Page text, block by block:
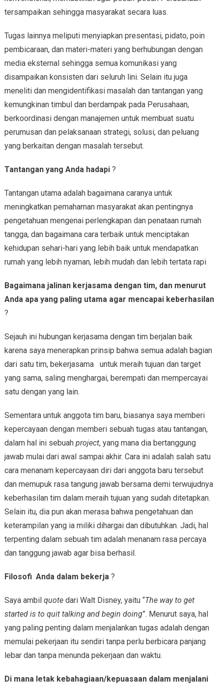
tersampaikan sehingga masyarakat secara luas.
Tugas lainnya meliputi menyiapkan presentasi, pidato, poin
pembicaraan, dan materi-materi yang berhubungan dengan
media eksternal sehingga semua komunikasi yang
disampaikan konsisten dari seluruh lini. Selain itu juga
meneliti dan mengidentifikasi masalah dan tantangan yang
kemungkinan timbul dan berdampak pada Perusahaan,
berkoordinasi dengan manajemen untuk membuat suatu
perumusan dan pelaksanaan strategi, solusi, dan peluang
yang berkaitan dengan masalah tersebut.
Tantangan yang Anda hadapi ?
Tantangan utama adalah bagaimana caranya untuk
meningkatkan pemahaman masyarakat akan pentingnya
pengetahuan mengenai perlengkapan dan penataan rumah
tangga, dan bagaimana cara terbaik untuk menciptakan
kehidupan sehari-hari yang lebih baik untuk mendapatkan
rumah yang lebih nyaman, lebih mudah dan lebih tertata rapi
Bagaimana jalinan kerjasama dengan tim, dan menurut
Anda apa yang paling utama agar mencapai keberhasilan
?
Sejauh ini hubungan kerjasama dengan tim berjalan baik
karena saya menerapkan prinsip bahwa semua adalah bagian
dari satu tim, bekerjasama untuk meraih tujuan dan target
yang sama, saling menghargai, berempati dan mempercayai
satu dengan yang lain.
Sementara untuk anggota tim baru, biasanya saya memberi
kepercayaan dengan memberi sebuah tugas atau tantangan,
dalam hal ini sebuahproject, yang mana dia bertanggung
jawab mulai dari awal sampai akhir. Cara ini adalah salah satu
cara menanam kepercayaan diri dari anggota baru tersebut
dan memupuk rasa tangung jawab bersama demi terwujudnya
keberhasilan tim dalam meraih tujuan yang sudah ditetapkan.
Selain itu, dia pun akan merasa bahwa pengetahuan dan
keterampilan yang ia miliki dihargai dan dibutuhkan. Jadi, hal
terpenting dalam sebuah tim adalah menanam rasa percaya
dan tanggung jawab agar bisa berhasil.
Filosofi Anda dalam bekerja ?
Saya ambil quotedari Walt Disney, yaitu “The way to get
started is to quit talking and begin doing”. Menurut saya, hal
yang paling penting dalam menjalankan tugas adalah dengan
memulai pekerjaan itu sendiri tanpa perlu berbicara panjang
lebar dan tanpa menunda pekerjaan dan waktu.
Di mana letak kebahagiaan/kepuasaan dalam menjalani